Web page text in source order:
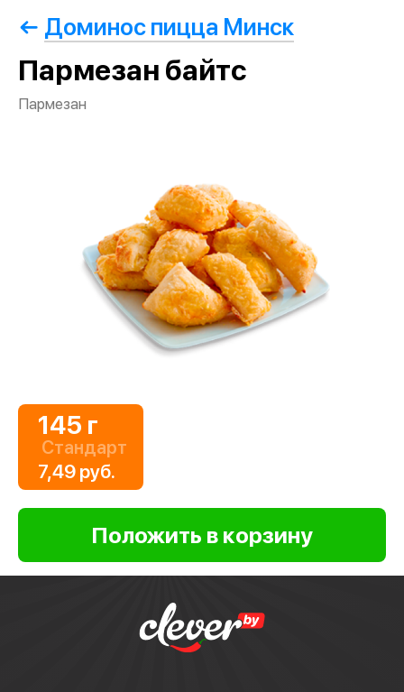
Доминос пицца Минск
Пармезан байтс
Пармезан
145 г
Стандарт
7,49 руб.